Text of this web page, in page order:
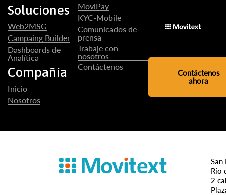
Soluciones
Web2MSG
Campaing Builder
Dashboards de
Analítica
Compañía
Inicio
Nosotros
MoviPay
KYC-Mobile
Comunicados de
prensa
Trabaje con
nosotros
Contáctenos
Contáctenos
ahora
San
Río
2